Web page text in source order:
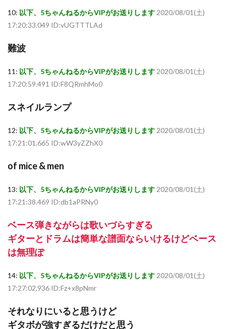
10: 以下、5ちゃんねるからVIPがお送りします 2020/08/01(土)
17:20:33.049 ID:vUGTTTLAd
難波
11: 以下、5ちゃんねるからVIPがお送りします 2020/08/01(土)
17:20:59.491 ID:F8QRmhMo0
スネイルランプ
12: 以下、5ちゃんねるからVIPがお送りします 2020/08/01(土)
17:21:01.665 ID:wW3yZZhX0
of mice & men
13: 以下、5ちゃんねるからVIPがお送りします 2020/08/01(土)
17:21:38.469 ID:db1aPRNy0
ベース弾きながらは歌いづらすぎる
ギターとドラムは簡単な譜面ならいけるけどベース
は無理ぽ
14: 以下、5ちゃんねるからVIPがお送りします 2020/08/01(土)
17:27:02.936 ID:Fz+x8pNmr
それなりにいると思うけど
ギタボが強すぎるだけだと思う